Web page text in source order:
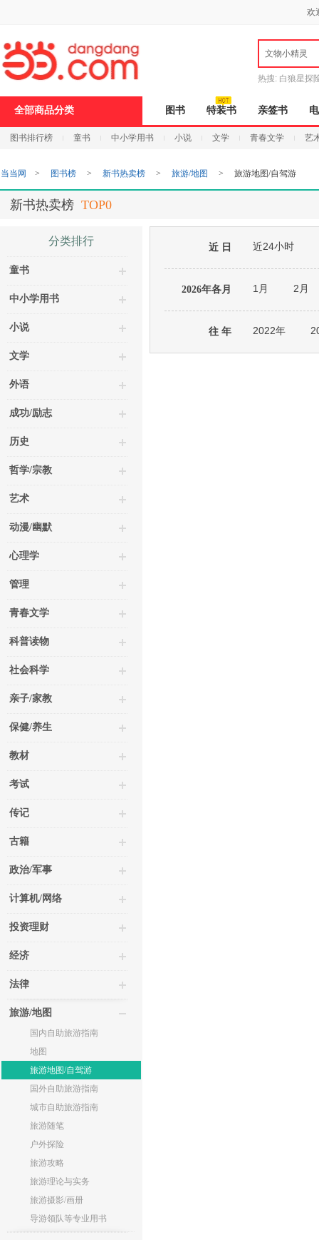
欢
文物小精灵
热搜: 白狼星探
全部商品分类 图书 特装书 亲签书
图书排行榜 童书 中小学用书 小说 文学 青春文学 艺
打
开
无
障
页
加
当当网 > 图书榜 > 新书热卖榜 > 旅游/地图 > 旅游地图/自驾游
新书热卖榜 TOP0
分类排行
童书
中小学用书
小说
文学
外语
成功/励志
历史
哲学/宗教
艺术
动漫/幽默
心理学
管理
青春文学
科普读物
社会科学
亲子/家教
保健/养生
教材
考试
传记
古籍
政治/军事
计算机/网络
投资理财
经济
法律
旅游/地图
国内自助旅游指南
地图
旅游地图/自驾游
国外自助旅游指南
城市自助旅游指南
旅游随笔
户外探险
旅游攻略
旅游理论与实务
旅游摄影/画册
导游领队等专业用书
近 日 近24小时
2026年各月 1月 2月
往 年 2022年